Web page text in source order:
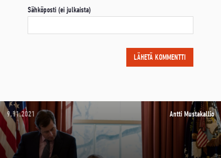
Sähköposti (ei julkaista)
9.11.2021 Antti Mustakallio